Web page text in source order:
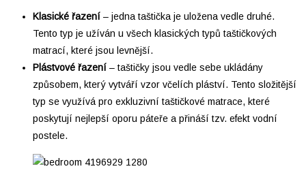
Klasické řazení – jedna taštička je uložena vedle druhé.
Tento typ je užíván u všech klasických typů taštičkových
matrací, které jsou levnější.
Plástvové řazení – taštičky jsou vedle sebe ukládány
způsobem, který vytváří vzor včelích pláství. Tento složitější
typ se využívá pro exkluzivní taštičkové matrace, které
poskytují nejlepší oporu páteře a přináší tzv. efekt vodní
postele.